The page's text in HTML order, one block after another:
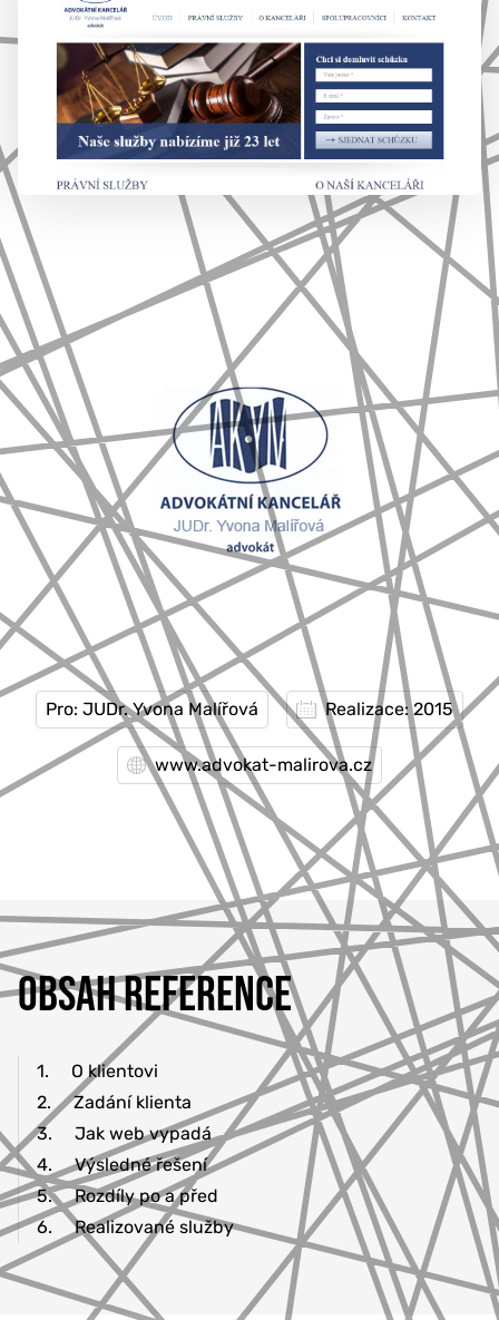
777 353 464
Pro: JUDr. Yvona Malířová Realizace: 2015
www.advokat-malirova.cz
OBSAH REFERENCE
1.
O klientovi
2.
Zadání klienta
3.
Jak web vypadá
4.
Výsledné řešení
5.
Rozdíly po a před
6.
Realizované služby